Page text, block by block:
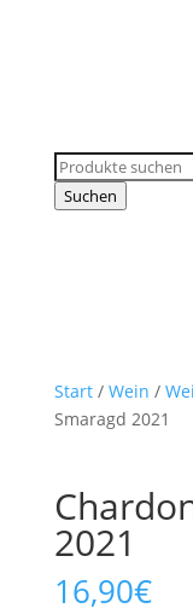
Products
search
Suchen
Start/ Wein /
Smaragd 2021
2021
16,90€